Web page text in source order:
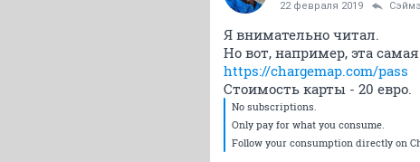
22 февраля 2019
Я внимательно читал.
Но вот, например, эта самая
https://chargemap.com/pass
Стоимость карты - 20 евро.
No subscriptions.
Only pay for what you consume.
Follow your consumption directly on